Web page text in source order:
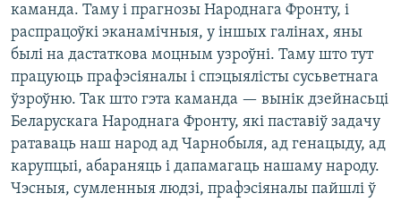
каманда. Таму і прагнозы Народнага Фронту, і
распрацоўкі эканамічныя, у іншых галінах, яны
былі на дастаткова моцным узроўні. Таму што тут
працуюць прафэсіяналы і спэцыялісты сусьветнага
ўзроўню. Так што гэта каманда — вынік дзейнасьці
Беларускага Народнага Фронту, які паставіў задачу
ратаваць наш народ ад Чарнобыля, ад генацыду, ад
карупцыі, абараняць і дапамагаць нашаму народу.
Чэсныя, сумленныя людзі, прафэсіяналы пайшлі ў